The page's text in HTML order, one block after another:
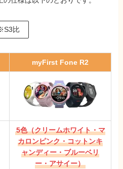
※S3比
5色（クリームホワイト・マ
カロンピンク・コットンキ
ャンディー・ブルーベリ
ー・アサイー）